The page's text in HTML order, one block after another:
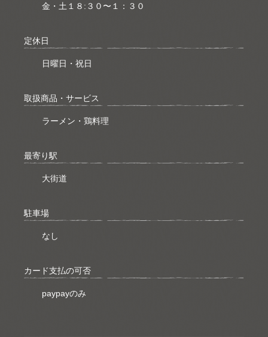
金・土１８:３０〜１：３０
定休日
日曜日・祝日
取扱商品・サービス
ラーメン・鶏料理
最寄り駅
大街道
駐車場
なし
カード支払の可否
paypayのみ